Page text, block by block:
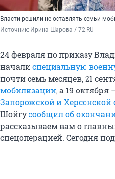
Власти решили не оставлять семьи
Источник: Ирина Шарова / 72.RU
24 февраля по приказу
началиспециальную
почти семь месяцев, 21
мобилизации, а 19 октября
Запорожской и Херсонской
Шойгусообщил об
рассказываем вам о
спецоперацией. Сегодня